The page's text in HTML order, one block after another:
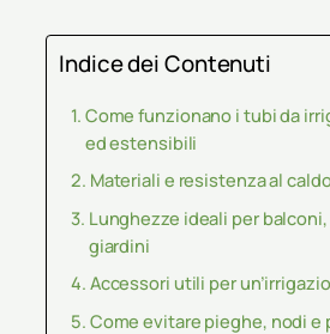
Indice dei Contenuti
Come funzionano i tubi da
ed estensibili
Materiali e resistenza al
Lunghezze ideali per
giardini
Accessori utili per
Come evitare pieghe, nodi